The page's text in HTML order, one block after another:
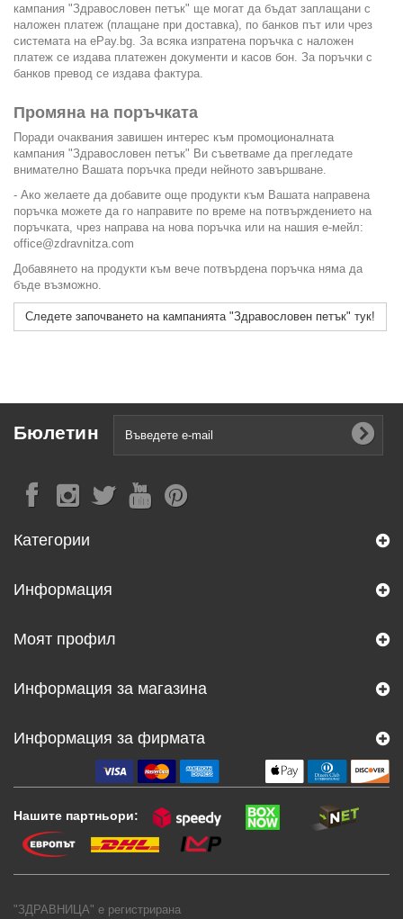
кампания "Здравословен петък" ще могат да бъдат заплащани с
наложен платеж (плащане при доставка), по банков път или чрез
системата на ePay.bg. За всяка изпратена поръчка с наложен
платеж се издава платежен документи и касов бон. За поръчки с
банков превод се издава фактура.
Промяна на поръчката
Поради очаквания завишен интерес към промоционалната
кампания "Здравословен петък" Ви съветваме да прегледате
внимателно Вашата поръчка преди нейното завършване.
- Ако желаете да добавите още продукти към Вашата направена
поръчка можете да го направите по време на потвърждението на
поръчката, чрез направа на нова поръчка или на нашия е-мейл:
office@zdravnitza.com
Добавянето на продукти към вече потвърдена поръчка няма да
бъде възможно.
Следете започването на кампанията "Здравословен петък" тук!
Бюлетин
Категории
Информация
Моят профил
Информация за магазина
Информация за фирмата
Нашите партньори:
"ЗДРАВНИЦА" е регистрирана